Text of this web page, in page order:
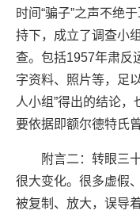
时间“骗子”之声不绝
持下，成立了调查小
查。包括1957年肃反
字资料、 照片等，足
人小组”得出的结论，
要依据即额尔德特氏
附言二：转眼三十
很大变化。很多虚假
被复制、放大，误导